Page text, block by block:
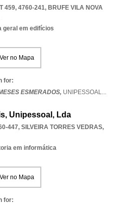
459, 4760-241, BRUFE VILA NOVA
geral em edifícios
Ver no Mapa
for:
ESMERADOS, UNIPESSOAL...
Unipessoal, Lda
447, SILVEIRA TORRES VEDRAS,
em informática
Ver no Mapa
for: